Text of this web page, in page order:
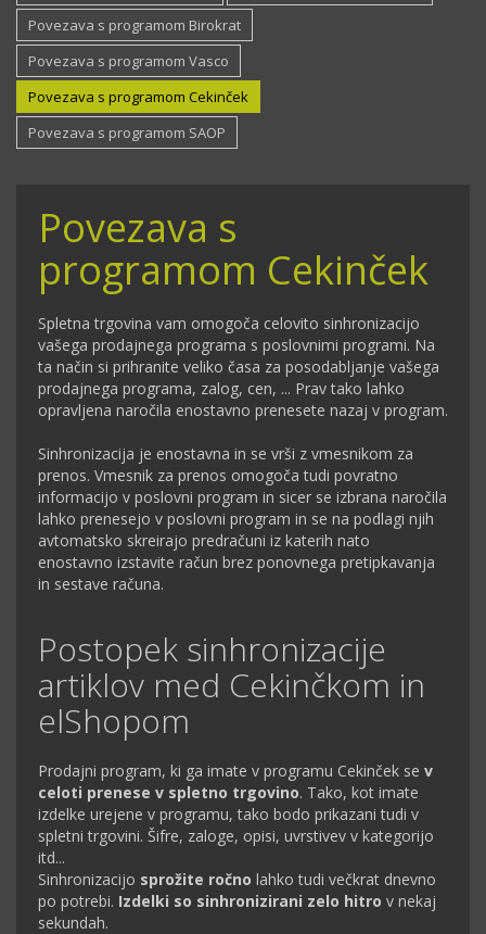
Povezava s programom Birokrat
Povezava s programom Vasco
Povezava s programom Cekinček
Povezava s programom SAOP
Povezava s
programom Cekinček
Spletna trgovina vam omogoča celovito sinhronizacijo
vašega prodajnega programa s poslovnimi programi. Na
ta način si prihranite veliko časa za posodabljanje vašega
prodajnega programa, zalog, cen, ... Prav tako lahko
opravljena naročila enostavno prenesete nazaj v program.
Sinhronizacija je enostavna in se vrši z vmesnikom za
prenos. Vmesnik za prenos omogoča tudi povratno
informacijo v poslovni program in sicer se izbrana naročila
lahko prenesejo v poslovni program in se na podlagi njih
avtomatsko skreirajo predračuni iz katerih nato
enostavno izstavite račun brez ponovnega pretipkavanja
in sestave računa.
Postopek sinhronizacije
artiklov med Cekinčkom in
elShopom
Prodajni program, ki ga imate v programu Cekinček se v
celoti prenese v spletno trgovino. Tako, kot imate
izdelke urejene v programu, tako bodo prikazani tudi v
spletni trgovini. Šifre, zaloge, opisi, uvrstivev v kategorijo
itd...
Sinhronizacijo sprožite ročno lahko tudi večkrat dnevno
po potrebi. Izdelki so sinhronizirani zelo hitro v nekaj
sekundah.